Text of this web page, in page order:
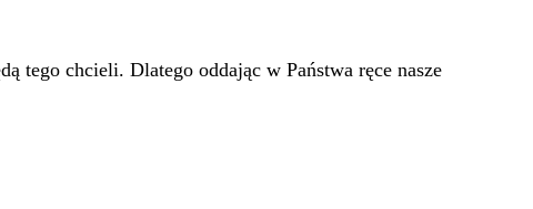
tego chcieli. Dlatego oddając w Państwa ręce nasze